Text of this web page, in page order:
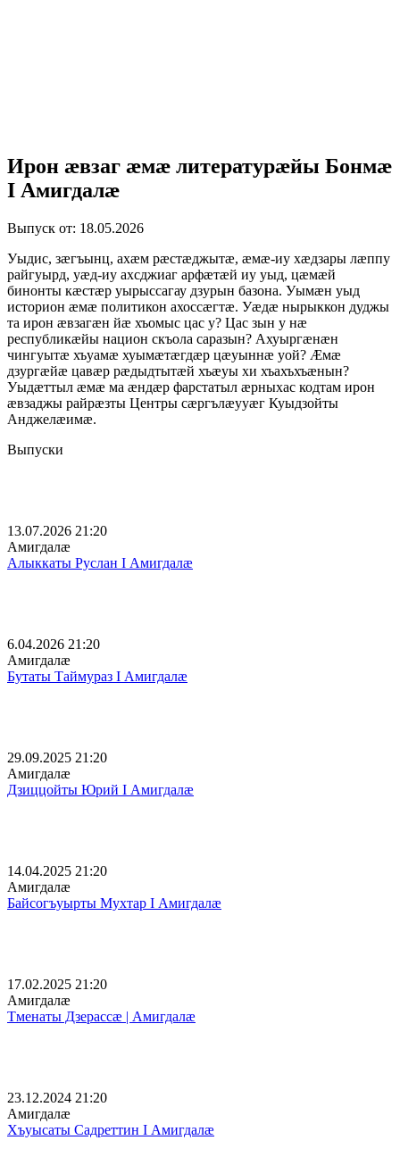
Ирон æвзаг æмæ литературæйы Бонмæ
I Амигдалæ
Выпуск от: 18.05.2026
Уыдис, зæгъынц, ахæм рæстæджытæ, æмæ-иу хæдзары лæппу
райгуырд, уæд-иу ахсджиаг арфæтæй иу уыд, цæмæй
бинонты кæстæр уырыссагау дзурын базона. Уымæн уыд
историон æмæ политикон ахоссæгтæ. Уæдæ нырыккон дуджы
та ирон æвзагæн йæ хъомыс цас у? Цас зын у нæ
республикæйы национ скъола саразын? Ахуыргæнæн
чингуытæ хъуамæ хуымæтæгдæр цæуыннæ уой? Æмæ
дзургæйæ цавæр рæдыдтытæй хъæуы хи хъахъхъæнын?
Уыдæттыл æмæ ма æндæр фарстатыл æрныхас кодтам ирон
æвзаджы райрæзты Центры сæргълæууæг Куыдзойты
Анджелæимæ.
Выпуски
13.07.2026 21:20
Амигдалæ
Алыккаты Руслан I Амигдалæ
6.04.2026 21:20
Амигдалæ
Бутаты Таймураз I Амигдалæ
29.09.2025 21:20
Амигдалæ
Дзиццойты Юрий I Амигдалæ
14.04.2025 21:20
Амигдалæ
Байсогъуырты Мухтар I Амигдалæ
17.02.2025 21:20
Амигдалæ
Тменаты Дзерассæ | Амигдалæ
23.12.2024 21:20
Амигдалæ
Хъуысаты Садреттин I Амигдалæ